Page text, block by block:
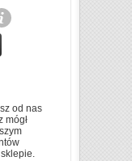
od nas
mógł